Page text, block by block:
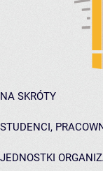
NA SKRÓTY
STUDENCI,
JEDNOSTKI